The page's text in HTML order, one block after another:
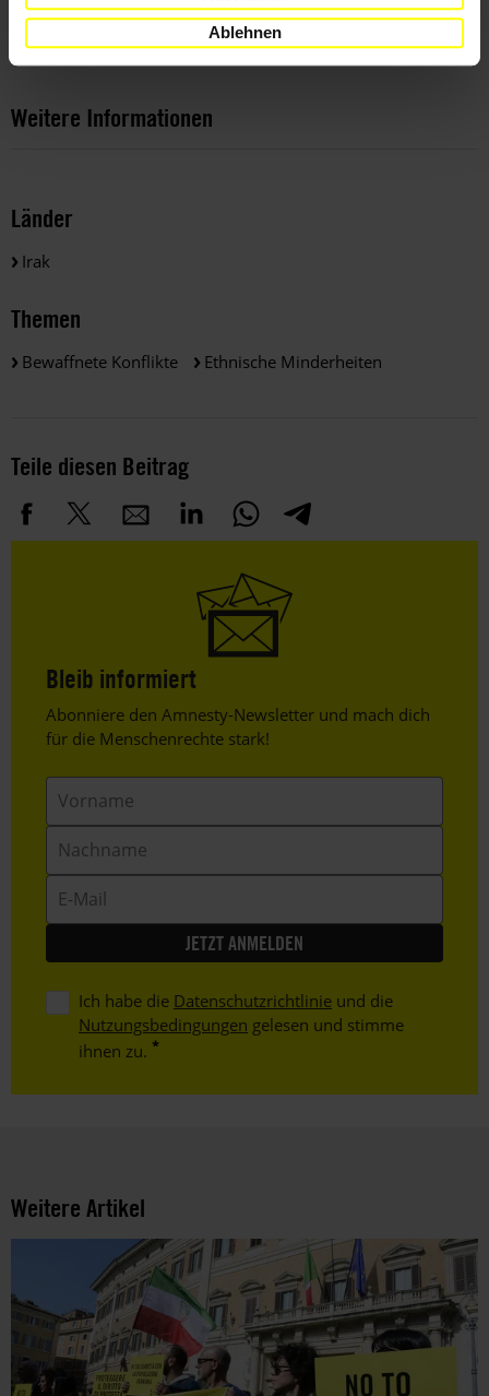
Ablehnen
historic scale: the Islamic State’s systematic targeting of
minorities in northern Iraq"
Weitere Informationen
Länder
Irak
Themen
Bewaffnete Konflikte Ethnische Minderheiten
Teile diesen Beitrag
Bleib informiert
Header
Text
Abonniere den Amnesty-Newsletter und mach dich
für die Menschenrechte stark!
Mail
Ich habe die Datenschutzrichtlinie und die
Nutzungsbedingungen gelesen und stimme
ihnen zu.
Weitere Artikel